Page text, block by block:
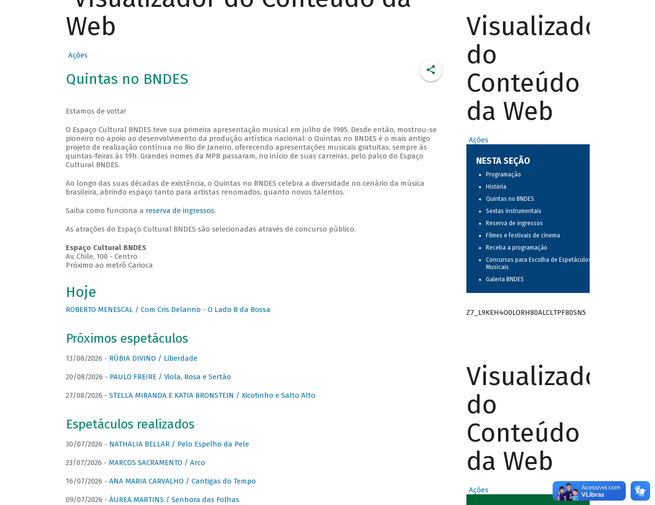
Web
Ações
Quintas no BNDES
Estamos de volta!
O Espaço Cultural BNDES teve sua primeira apresentação musical em julho de 1985. Desde então, mostrou-se
pioneiro no apoio ao desenvolvimento da produção artística nacional: o Quintas no BNDES é o mais antigo
projeto de realização contínua no Rio de Janeiro, oferecendo apresentações musicais gratuitas, sempre às
quintas-feiras às 19h. Grandes nomes da MPB passaram, no início de suas carreiras, pelo palco do Espaço
Cultural BNDES.
Ao longo das suas décadas de existência, o Quintas no BNDES celebra a diversidade no cenário da música
brasileira, abrindo espaço tanto para artistas renomados, quanto novos talentos.
Saiba como funciona a reserva de ingressos.
As atrações do Espaço Cultural BNDES são selecionadas através de concurso público.
Espaço Cultural BNDES
Av, Chile, 100 - Centro
Próximo ao metrô Carioca
Hoje
ROBERTO MENESCAL / Com Cris Delanno - O Lado B da Bossa
Próximos espetáculos
13/08/2026 - RÚBIA DIVINO / Liberdade
20/08/2026 - PAULO FREIRE / Viola, Rosa e Sertão
27/08/2026 - STELLA MIRANDA E KATIA BRONSTEIN / Xicotinho e Salto Alto
Espetáculos realizados
30/07/2026 - NATHALIA BELLAR / Pelo Espelho da Pele
23/07/2026 - MARCOS SACRAMENTO / Arco
16/07/2026 - ANA MARIA CARVALHO / Cantigas do Tempo
09/07/2026 - ÁUREA MARTINS / Senhora das Folhas
Visualizador
do
Conteúdo
da Web
Ações
NESTA SEÇÃO
Programação
História
Quintas no BNDES
Sextas instrumentais
Reserva de ingressos
Filmes e festivais de cinema
Receba a programação
Concursos para Escolha de Espetáculos
Musicais
Galeria BNDES
Z7_L9KEH4O0LORH80ALCLTPF80SN5
Visualizador
do
Conteúdo
da Web
Ações